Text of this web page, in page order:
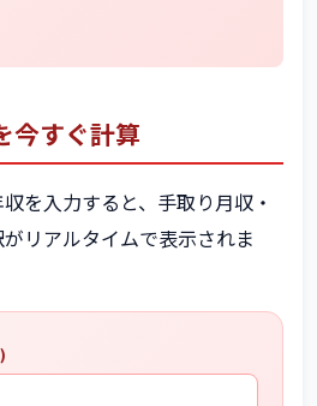
今すぐ計算
を入力すると、手取り月収・
リアルタイムで表示されま